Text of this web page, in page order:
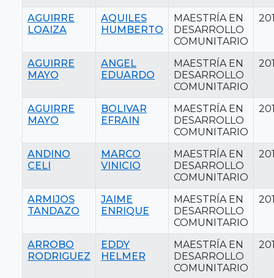
AGUIRRE
LOAIZA
AQUILES
HUMBERTO
MAESTRÍA EN
DESARROLLO
COMUNITARIO
AGUIRRE
MAYO
ANGEL
EDUARDO
MAESTRÍA EN
DESARROLLO
COMUNITARIO
AGUIRRE
MAYO
BOLIVAR
EFRAIN
MAESTRÍA EN
DESARROLLO
COMUNITARIO
ANDINO
CELI
MARCO
VINICIO
MAESTRÍA EN
DESARROLLO
COMUNITARIO
ARMIJOS
TANDAZO
JAIME
ENRIQUE
MAESTRÍA EN
DESARROLLO
COMUNITARIO
ARROBO
RODRIGUEZ
EDDY
HELMER
MAESTRÍA EN
DESARROLLO
COMUNITARIO